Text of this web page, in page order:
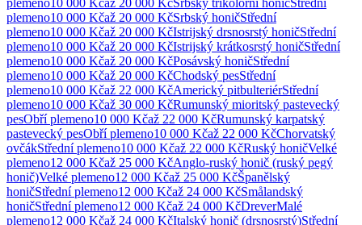
plemeno10 000 Kčaž 20 000 KčSrbský honičStřední
plemeno10 000 Kčaž 20 000 KčIstrijský drsnosrstý honičStřední
plemeno10 000 Kčaž 20 000 KčIstrijský krátkosrstý honičStřední
plemeno10 000 Kčaž 20 000 KčPosávský honičStřední
plemeno10 000 Kčaž 20 000 KčChodský pesStřední
plemeno10 000 Kčaž 22 000 KčAmerický pitbulteriérStřední
plemeno10 000 Kčaž 30 000 KčRumunský mioritský pastevecký
pesObříplemeno10 000 Kčaž 22 000 KčRumunský karpatský
pastevecký pesObříplemeno10 000 Kčaž 22 000 KčChorvatský
ovčákStředníplemeno10 000 Kčaž 22 000 KčRuský honičVelké
plemeno12 000 Kčaž 25 000 KčAnglo-ruský honič (ruský pegý
honič)Velké plemeno12 000 Kčaž 25 000 KčŠpanělský
honičStředníplemeno12 000 Kčaž 24 000 KčSmålandský
honičStředníplemeno12 000 Kčaž 24 000 KčDreverMalé
plemeno12 000 Kčaž 24 000 KčItalský honič (drsnosrstý)Střední